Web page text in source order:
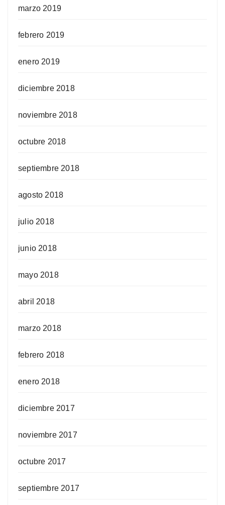
marzo 2019
febrero 2019
enero 2019
diciembre 2018
noviembre 2018
octubre 2018
septiembre 2018
agosto 2018
julio 2018
junio 2018
mayo 2018
abril 2018
marzo 2018
febrero 2018
enero 2018
diciembre 2017
noviembre 2017
octubre 2017
septiembre 2017